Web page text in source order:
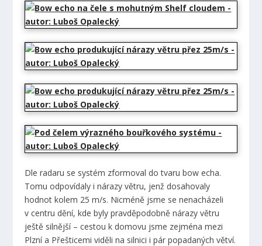
Dle radaru se systém zformoval do tvaru bow echa.
Tomu odpovídaly i nárazy větru, jenž dosahovaly
hodnot kolem 25 m/s. Nicméně jsme se nenacházeli
v centru dění, kde byly pravděpodobně nárazy větru
ještě silnější – cestou k domovu jsme zejména mezi
Plzní a Přešticemi viděli na silnici i pár popadaných větví.